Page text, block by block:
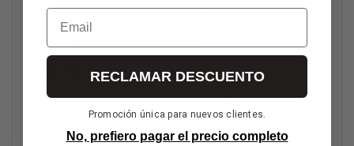
Seleccionar una fila para filtrar reseñas
1
0
Email
RECLAMAR DESCUENTO
Promoción única para nuevos clientes.
No, prefiero pagar el precio completo